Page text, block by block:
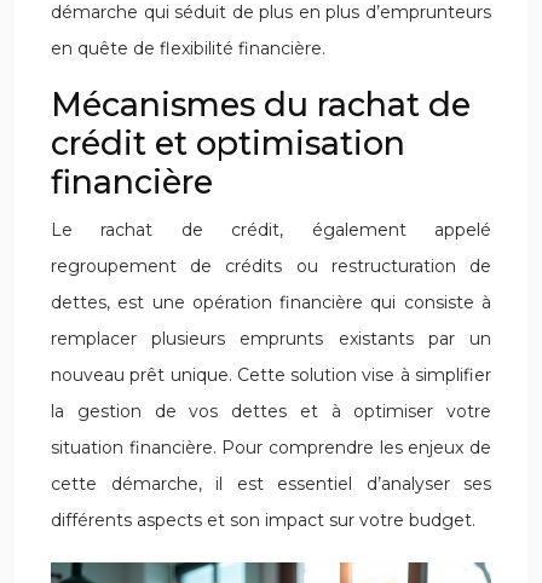
démarche qui séduit de plus en plus d’emprunteurs
en quête de flexibilité financière.
Mécanismes du rachat de
crédit et optimisation
financière
Le rachat de crédit, également appelé
regroupement de crédits ou restructuration de
dettes, est une opération financière qui consiste à
remplacer plusieurs emprunts existants par un
nouveau prêt unique. Cette solution vise à simplifier
la gestion de vos dettes et à optimiser votre
situation financière. Pour comprendre les enjeux de
cette démarche, il est essentiel d’analyser ses
différents aspects et son impact sur votre budget.